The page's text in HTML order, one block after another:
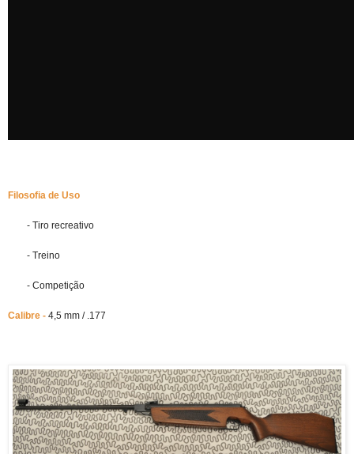
Filosofia de Uso
- Tiro recreativo
- Treino
- Competição
Calibre - 4,5 mm / .177